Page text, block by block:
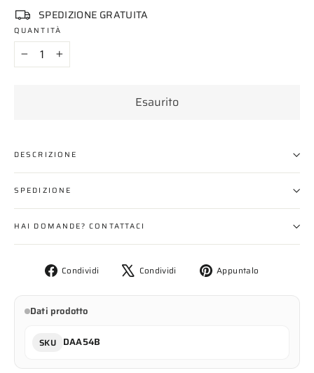
SPEDIZIONE GRATUITA
QUANTITÀ
+
Esaurito
DESCRIZIONE
SPEDIZIONE
HAI DOMANDE? CONTATTACI
Condividi
Condividi
Facebook
Condividi
Twitta
X
Appuntalo
pin
Dati prodotto
SKU DAA54B